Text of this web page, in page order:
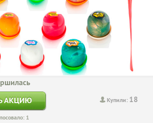
Купили: 18
АКЦИЮ
1